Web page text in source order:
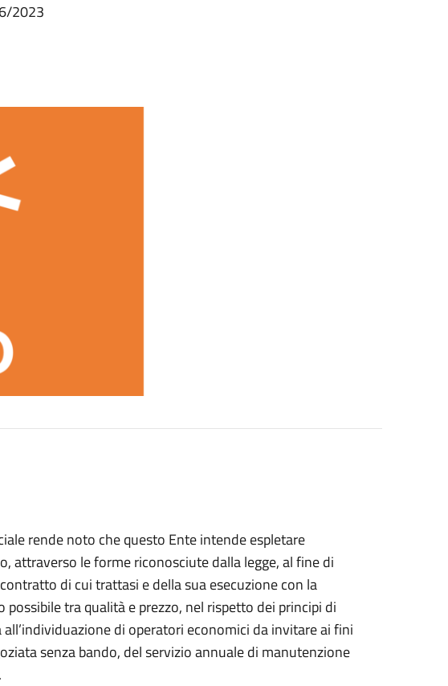
2023
rende noto che questo Ente intende espletare
attraverso le forme riconosciute dalla legge, al fine di
di cui trattasi e della sua esecuzione con la
tra qualità e prezzo, nel rispetto dei principi di
di operatori economici da invitare ai fini
senza bando, del servizio annuale di manutenzione